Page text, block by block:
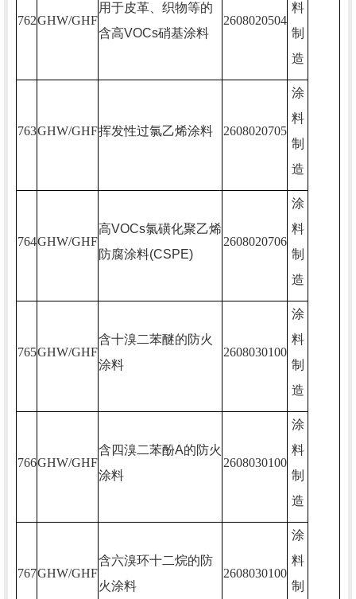
762GHW/GHF
用于皮革、织物等的
含高VOCs硝基涂料
2608020504
料
制
造
763GHW/GHF挥发性过氯乙烯涂料 2608020705
涂
料
制
造
764GHW/GHF
高VOCs氯磺化聚乙烯
防腐涂料(CSPE)
2608020706
涂
料
制
造
765GHW/GHF
含十溴二苯醚的防火
涂料
2608030100
涂
料
制
造
766GHW/GHF
含四溴二苯酚A的防火
涂料
2608030100
涂
料
制
造
767GHW/GHF
含六溴环十二烷的防
火涂料
2608030100
涂
料
制